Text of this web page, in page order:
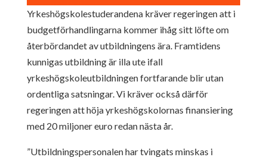
Yrkeshögskolestuderandena kräver regeringen att i
budgetförhandlingarna kommer ihåg sitt löfte om
återbördandet av utbildningens ära. Framtidens
kunnigas utbildning är illa ute ifall
yrkeshögskoleutbildningen fortfarande blir utan
ordentliga satsningar. Vi kräver också därför
regeringen att höja yrkeshögskolornas finansiering
med 20 miljoner euro redan nästa år.
”Utbildningspersonalen har tvingats minskas i